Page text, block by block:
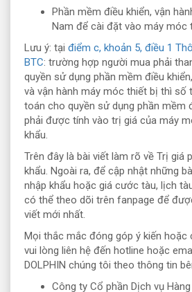
Phần mềm điều khiển, vận
Nam để cài đặt vào máy móc
Lưu ý: tại điểm c, khoản 5, điều 1
BTC: trường hợp người mua phải
quyền sử dụng phần mềm điều
và vận hành máy móc thiết bị thì số
toán cho quyền sử dụng phần mềm
phải được tính vào trị giá của máy
khẩu.
Trên đây là bài viết làm rõ về Trị giá
khẩu. Ngoài ra, để cập nhật những
nhập khẩu hoặc giá cước tàu, lịch
có thể theo dõi trên fanpage để
viết mới nhất.
Mọi thắc mắc đóng góp ý kiến hoặc
vui lòng liên hệ đến hotline hoặc
DOLPHIN chúng tôi theo thông tin
Công ty Cổ phần Dịch vụ